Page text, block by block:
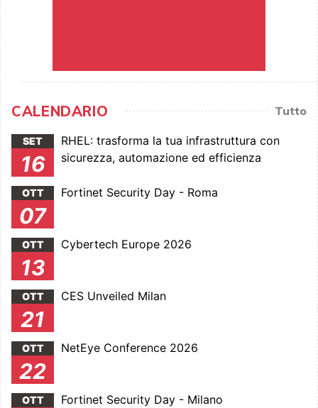
CALENDARIO Tutto
SET
16
RHEL: trasforma la tua infrastruttura con
sicurezza, automazione ed efficienza
OTT
07
Fortinet Security Day - Roma
OTT
13
Cybertech Europe 2026
OTT
21
CES Unveiled Milan
OTT
22
NetEye Conference 2026
OTT Fortinet Security Day - Milano